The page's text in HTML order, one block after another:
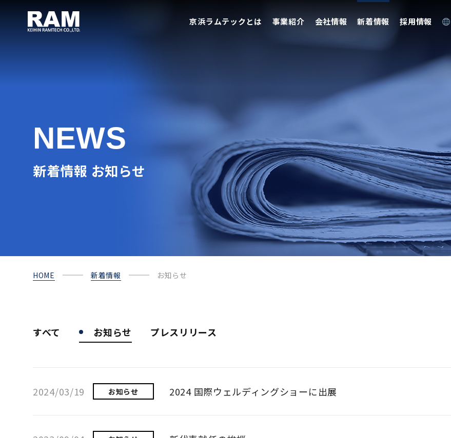
京浜ラムテックとは 事業紹介 会社情報 新着情報 採用情報
NEWS
新着情報 お知らせ
HOME 新着情報 お知らせ
すべて お知らせ プレスリリース
2024/03/19 お知らせ 2024 国際ウェルディングショーに出展